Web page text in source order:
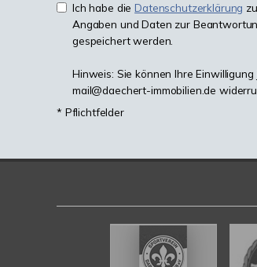
Ich habe die Datenschutzerklärung
Angaben und Daten zur
gespeichert werden.
Hinweis: Sie können Ihre
mail@daechert-immobilien.de
* Pflichtfelder